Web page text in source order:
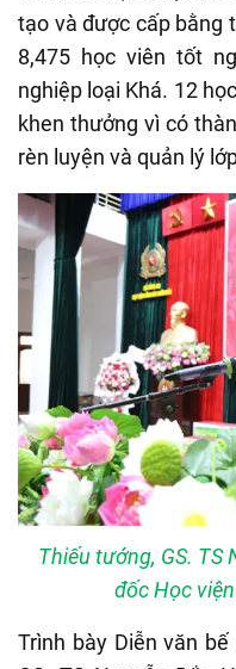
tạo và được cấp bằng
8,475 học viên tốt
nghiệp loại Khá. 12
khen thưởng vì có
rèn luyện và quản lý
Thiếu tướng, GS. TS
đốc Học
Trình bày Diễn văn